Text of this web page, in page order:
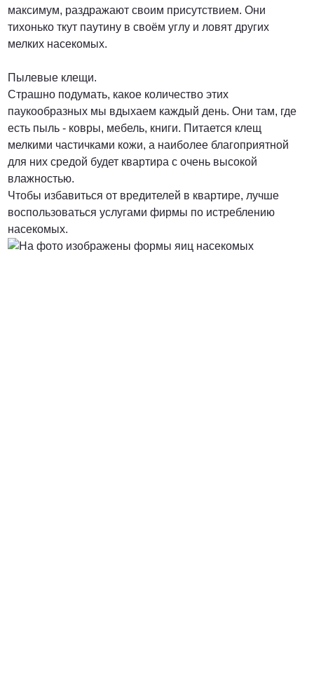
максимум, раздражают своим присутствием. Они
тихонько ткут паутину в своём углу и ловят других
мелких насекомых.
Пылевые клещи.
Страшно подумать, какое количество этих
паукообразных мы вдыхаем каждый день. Они там, где
есть пыль - ковры, мебель, книги. Питается клещ
мелкими частичками кожи, а наиболее благоприятной
для них средой будет квартира с очень высокой
влажностью.
Чтобы избавиться от вредителей в квартире, лучше
воспользоваться услугами фирмы по истреблению
насекомых.